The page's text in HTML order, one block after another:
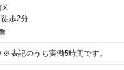
歩2分
※表記のうち実働5時間です。